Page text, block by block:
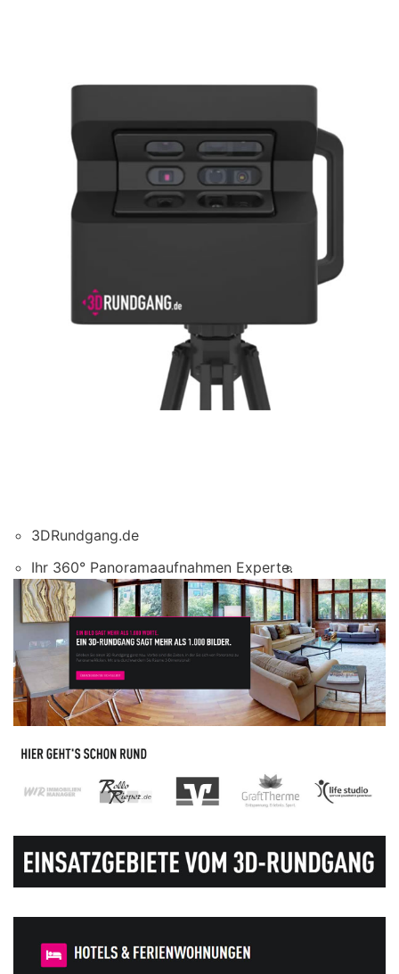
3DRundgang.de
Ihr 360° Panoramaaufnahmen Experte.